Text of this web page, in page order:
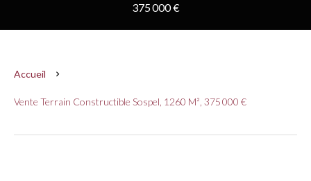
375 000 €
Accueil
Vente Terrain Constructible Sospel, 1260 M², 375 000 €